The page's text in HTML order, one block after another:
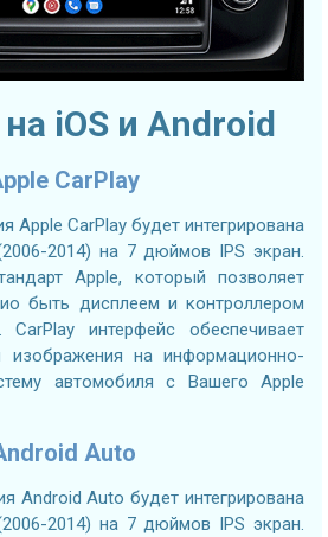
iOS и Android
CarPlay
Apple CarPlay будет интегрирована
2014) на 7 дюймов IPS экран.
Apple, который позволяет
быть дисплеем и контроллером
CarPlay интерфейс обеспечивает
изображения на информационно-
автомобиля с Вашего Apple
Auto
Android Auto будет интегрирована
2014) на 7 дюймов IPS экран.